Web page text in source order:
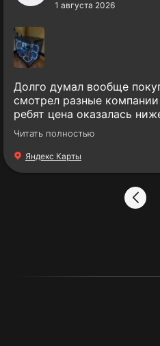
1 августа 2026
Долго думал вообще
смотрел разные
ребят цена оказалась
однако сборка - кайф.
не радовать. Никаких
Спасибо большое за
Читать полностью
Яндекс Карты